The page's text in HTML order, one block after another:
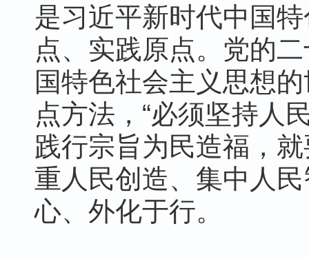
是习近平新时代中国
点、实践原点。党的
国特色社会主义思想
点方法，“必须坚持人
践行宗旨为民造福，
重人民创造、集中人
心、外化于行。